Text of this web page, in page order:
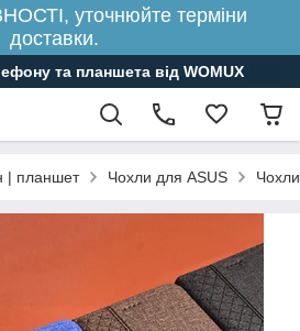
уточнюйте терміни
доставки.
та планшета від WOMUX
| планшет Чохли для ASUS